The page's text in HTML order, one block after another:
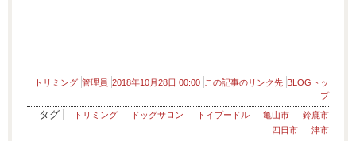
トリミング 管理員 2018年10月28日 00:00 この記事のリンク先 BLOGトッ
プ
タグ トリミング ドッグサロン トイプードル 亀山市
鈴鹿市
四日市
津市